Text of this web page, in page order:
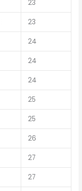
23
23
24
24
24
25
25
26
27
27